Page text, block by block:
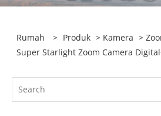
Rumah > Produk > Kamera >
Super Starlight Zoom Camera